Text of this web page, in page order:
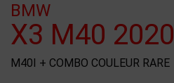
BMW
X3 M40 2020
M40I + COMBO COULEUR RARE